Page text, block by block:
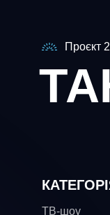
Проєкт
ТВ-шоу